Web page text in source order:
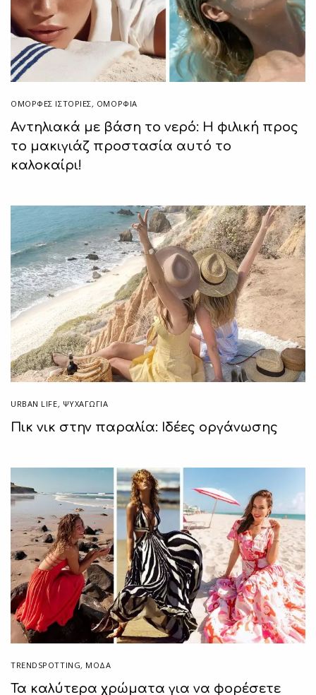
ΌΜΟΡΦΕΣ ΙΣΤΟΡΊΕΣ, ΟΜΟΡΦΙΑ
Αντηλιακά με βάση το νερό: Η φιλική προς
το μακιγιάζ προστασία αυτό το
καλοκαίρι!
URBAN LIFE, ΨΥΧΑΓΩΓΙΑ
Πικ νικ στην παραλία: Ιδέες οργάνωσης
TRENDSPOTTING, ΜΟΔΑ
Τα καλύτερα χρώματα για να φορέσετε